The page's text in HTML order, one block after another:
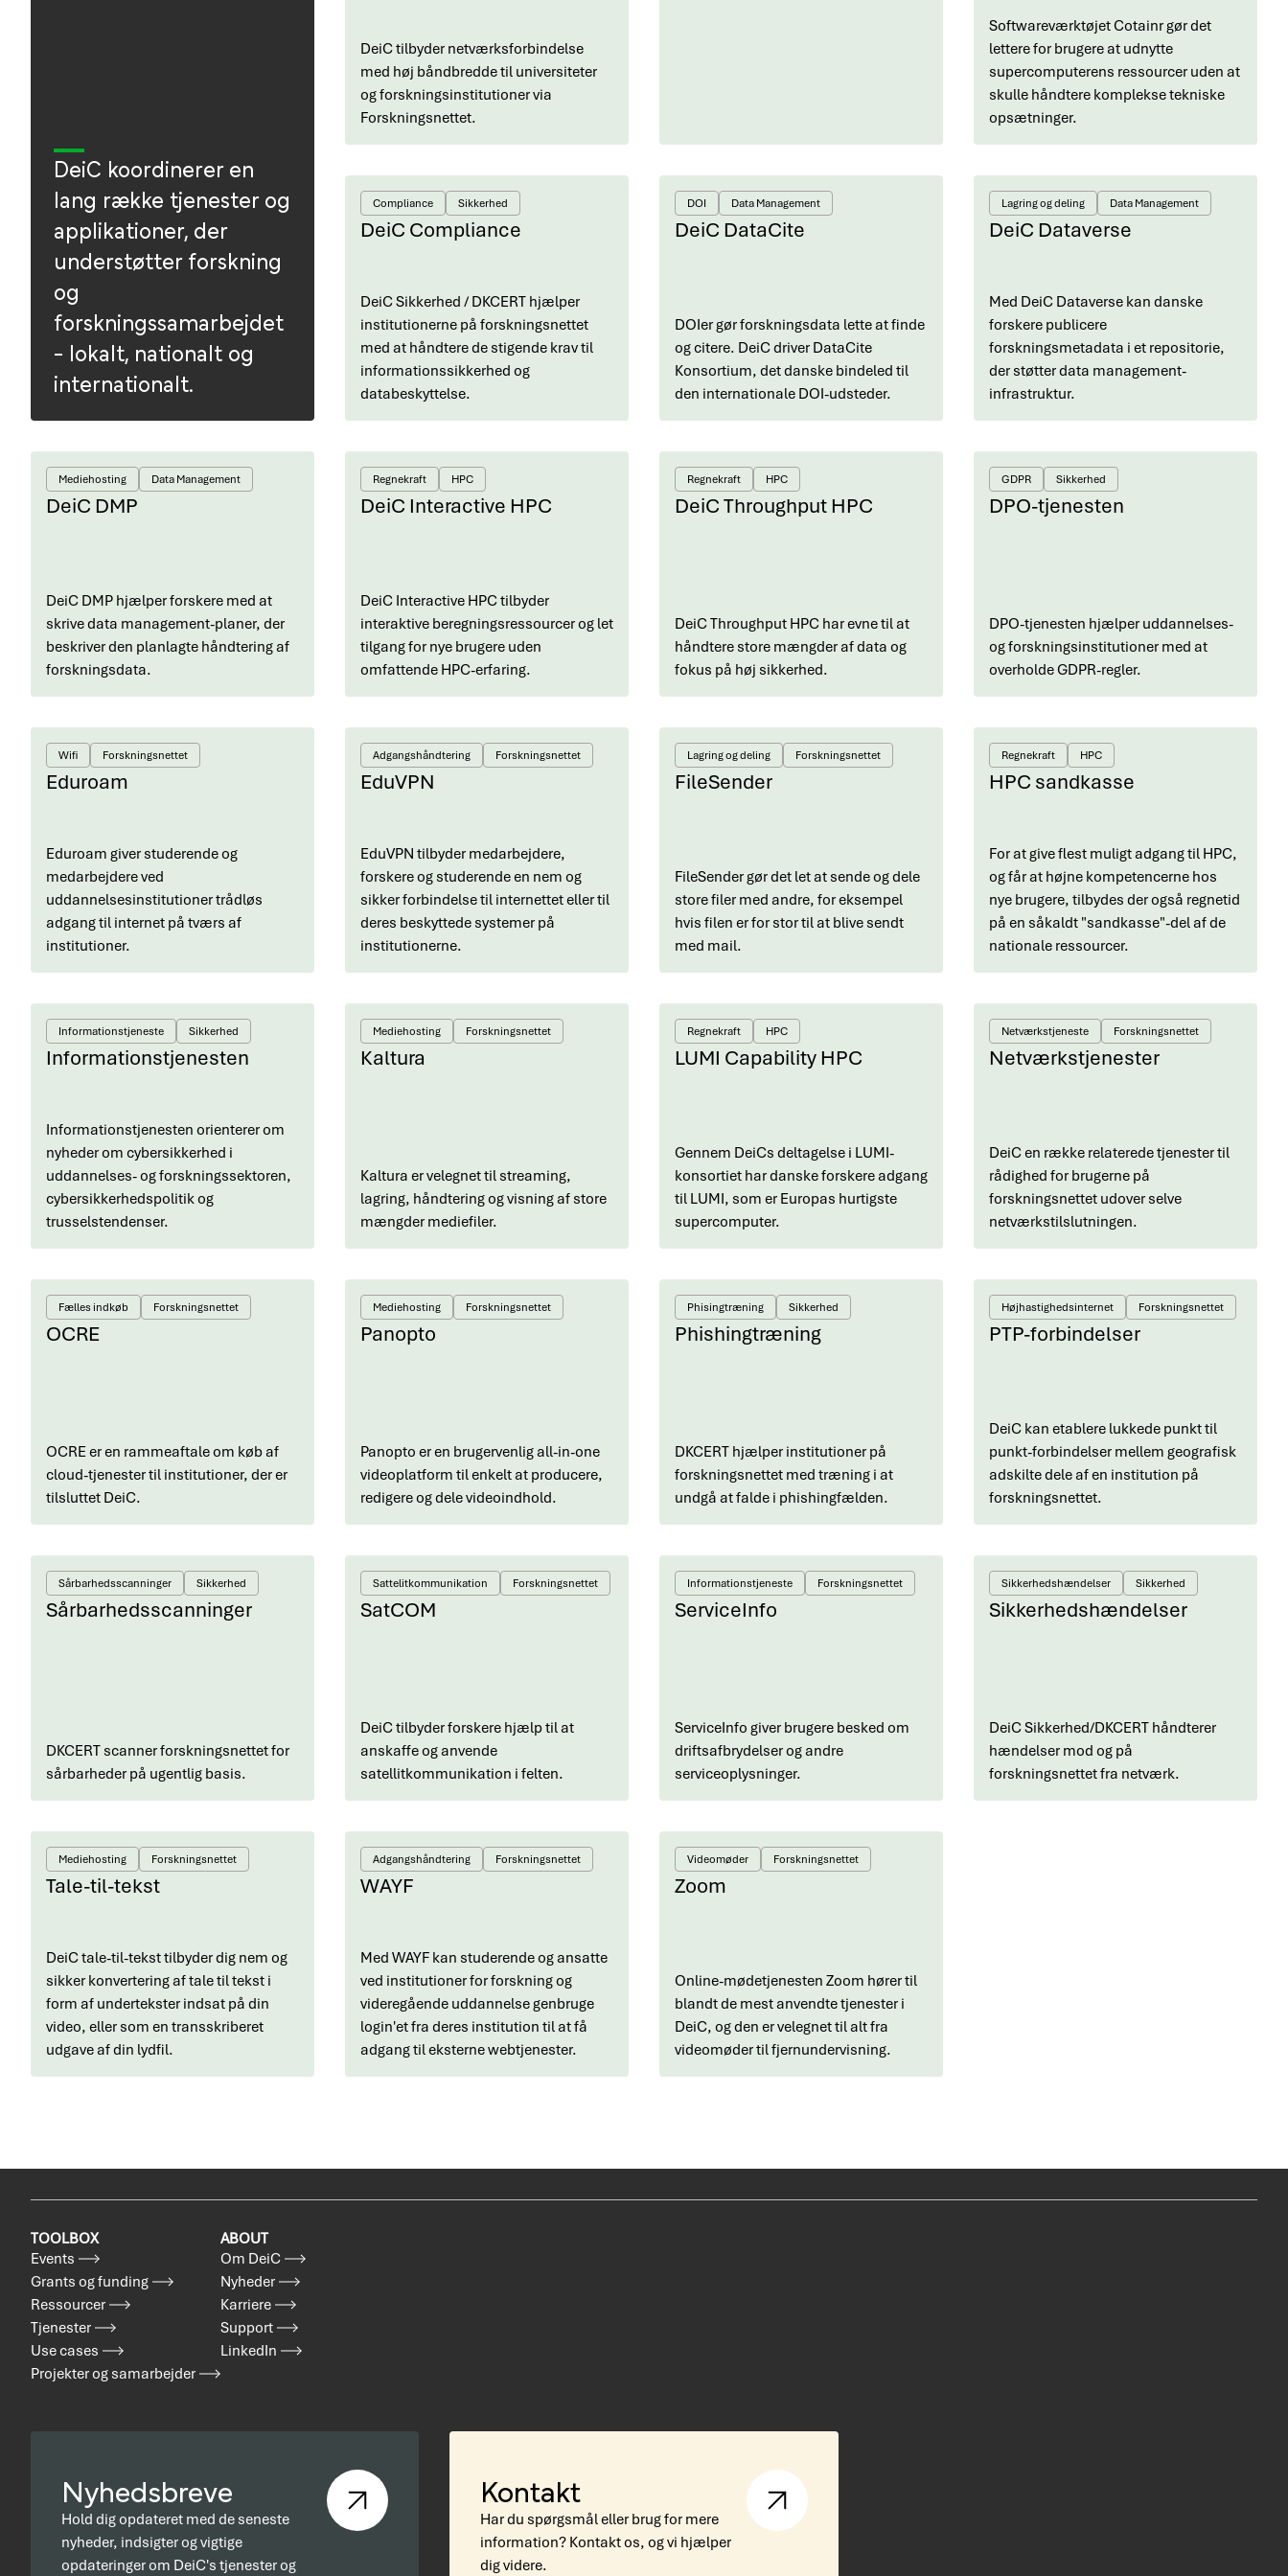
DeiC koordinerer en
lang række tjenester og
applikationer, der
understøtter forskning
og
forskningssamarbejdet
- lokalt, nationalt og
internationalt.
DeiC tilbyder netværksforbindelse
med høj båndbredde til universiteter
og forskningsinstitutioner via
Forskningsnettet.
Softwareværktøjet Cotainr gør det
lettere for brugere at udnytte
supercomputerens ressourcer uden at
skulle håndtere komplekse tekniske
opsætninger.
Compliance Sikkerhed
DeiC Compliance
DeiC Sikkerhed / DKCERT hjælper
institutionerne på forskningsnettet
med at håndtere de stigende krav til
informationssikkerhed og
databeskyttelse.
DOI Data Management
DeiC DataCite
DOIer gør forskningsdata lette at finde
og citere. DeiC driver DataCite
Konsortium, det danske bindeled til
den internationale DOI-udsteder.
Lagring og deling Data Management
DeiC Dataverse
Med DeiC Dataverse kan danske
forskere publicere
forskningsmetadata i et repositorie,
der støtter data management-
infrastruktur.
Mediehosting Data Management
DeiC DMP
DeiC DMP hjælper forskere med at
skrive data management-planer, der
beskriver den planlagte håndtering af
forskningsdata.
Regnekraft HPC
DeiC Interactive HPC
DeiC Interactive HPC tilbyder
interaktive beregningsressourcer og let
tilgang for nye brugere uden
omfattende HPC-erfaring.
Regnekraft HPC
DeiC Throughput HPC
DeiC Throughput HPC har evne til at
håndtere store mængder af data og
fokus på høj sikkerhed.
GDPR Sikkerhed
DPO-tjenesten
DPO-tjenesten hjælper uddannelses-
og forskningsinstitutioner med at
overholde GDPR-regler.
Wifi Forskningsnettet
Eduroam
Eduroam giver studerende og
medarbejdere ved
uddannelsesinstitutioner trådløs
adgang til internet på tværs af
institutioner.
Adgangshåndtering Forskningsnettet
EduVPN
EduVPN tilbyder medarbejdere,
forskere og studerende en nem og
sikker forbindelse til internettet eller til
deres beskyttede systemer på
institutionerne.
Lagring og deling Forskningsnettet
FileSender
FileSender gør det let at sende og dele
store filer med andre, for eksempel
hvis filen er for stor til at blive sendt
med mail.
Regnekraft HPC
HPC sandkasse
For at give flest muligt adgang til HPC,
og får at højne kompetencerne hos
nye brugere, tilbydes der også regnetid
på en såkaldt "sandkasse"-del af de
nationale ressourcer.
Informationstjeneste Sikkerhed
Informationstjenesten
Informationstjenesten orienterer om
nyheder om cybersikkerhed i
uddannelses- og forskningssektoren,
cybersikkerhedspolitik og
trusselstendenser.
Mediehosting Forskningsnettet
Kaltura
Kaltura er velegnet til streaming,
lagring, håndtering og visning af store
mængder mediefiler.
Regnekraft HPC
LUMI Capability HPC
Gennem DeiCs deltagelse i LUMI-
konsortiet har danske forskere adgang
til LUMI, som er Europas hurtigste
supercomputer.
Netværkstjeneste Forskningsnettet
Netværkstjenester
DeiC en række relaterede tjenester til
rådighed for brugerne på
forskningsnettet udover selve
netværkstilslutningen.
Fælles indkøb Forskningsnettet
OCRE
OCRE er en rammeaftale om køb af
cloud-tjenester til institutioner, der er
tilsluttet DeiC.
Mediehosting Forskningsnettet
Panopto
Panopto er en brugervenlig all-in-one
videoplatform til enkelt at producere,
redigere og dele videoindhold.
Phisingtræning Sikkerhed
Phishingtræning
DKCERT hjælper institutioner på
forskningsnettet med træning i at
undgå at falde i phishingfælden.
Højhastighedsinternet Forskningsnettet
PTP-forbindelser
DeiC kan etablere lukkede punkt til
punkt-forbindelser mellem geografisk
adskilte dele af en institution på
forskningsnettet.
Sårbarhedsscanninger Sikkerhed
Sårbarhedsscanninger
DKCERT scanner forskningsnettet for
sårbarheder på ugentlig basis.
Sattelitkommunikation Forskningsnettet
SatCOM
DeiC tilbyder forskere hjælp til at
anskaffe og anvende
satellitkommunikation i felten.
Informationstjeneste Forskningsnettet
ServiceInfo
ServiceInfo giver brugere besked om
driftsafbrydelser og andre
serviceoplysninger.
Sikkerhedshændelser Sikkerhed
Sikkerhedshændelser
DeiC Sikkerhed/DKCERT håndterer
hændelser mod og på
forskningsnettet fra netværk.
Mediehosting Forskningsnettet
Tale-til-tekst
DeiC tale-til-tekst tilbyder dig nem og
sikker konvertering af tale til tekst i
form af undertekster indsat på din
video, eller som en transskriberet
udgave af din lydfil.
Adgangshåndtering Forskningsnettet
WAYF
Med WAYF kan studerende og ansatte
ved institutioner for forskning og
videregående uddannelse genbruge
login'et fra deres institution til at få
adgang til eksterne webtjenester.
Videomøder Forskningsnettet
Zoom
Online-mødetjenesten Zoom hører til
blandt de mest anvendte tjenester i
DeiC, og den er velegnet til alt fra
videomøder til fjernundervisning.
TOOLBOX
Events
Grants og funding
Ressourcer
Tjenester
Use cases
Projekter og samarbejder
ABOUT
Om DeiC
Nyheder
Karriere
Support
LinkedIn
Nyhedsbreve
Hold dig opdateret med de seneste
nyheder, indsigter og vigtige
opdateringer om DeiC's tjenester og
Kontakt
Har du spørgsmål eller brug for mere
information? Kontakt os, og vi hjælper
dig videre.